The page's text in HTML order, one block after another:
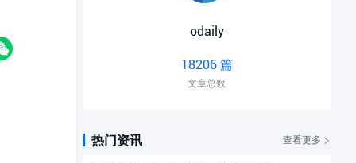
odaily
18206 篇
文章总数
热门资讯 查看更多